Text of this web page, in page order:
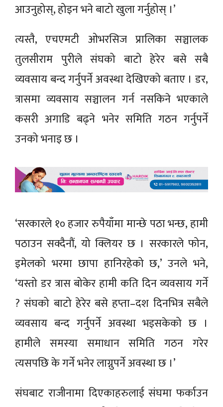
आउनुहोस्, होइन भने बाटो खुला गर्नुहोस् ।’
त्यस्तै, एचएमटी ओभरसिज प्रालिका सञ्चालक
तुलसीराम पुरीले संघको बाटो हेरेर बसे सबै
व्यवसाय बन्द गर्नुपर्ने अवस्था देखिएको बताए । डर,
त्रासमा व्यवसाय सञ्चालन गर्न नसकिने भएकाले
कसरी अगाडि बढ्ने भनेर समिति गठन गर्नुपर्ने
उनको भनाइ छ ।
‘सरकारले १० हजार रुपैयाँमा मान्छे पठा भन्छ, हामी
पठाउन सक्दैनौं, यो क्लियर छ । सरकारले फोन,
इमेलको भरमा छापा हानिरहेको छ,’ उनले भने,
‘यस्तो डर त्रास बोकेर हामी कति दिन व्यवसाय गर्ने
? संघको बाटो हेरेर बसे हप्ता–दश दिनभित्र सबैले
व्यवसाय बन्द गर्नुपर्ने अवस्था भइसकेको छ ।
हामीले समस्या समाधान समिति गठन गरेर
त्यसपछि के गर्ने भनेर लाग्नुपर्ने अवस्था छ ।’
संघबाट राजीनामा दिएकाहरुलाई संघमा फर्काउन